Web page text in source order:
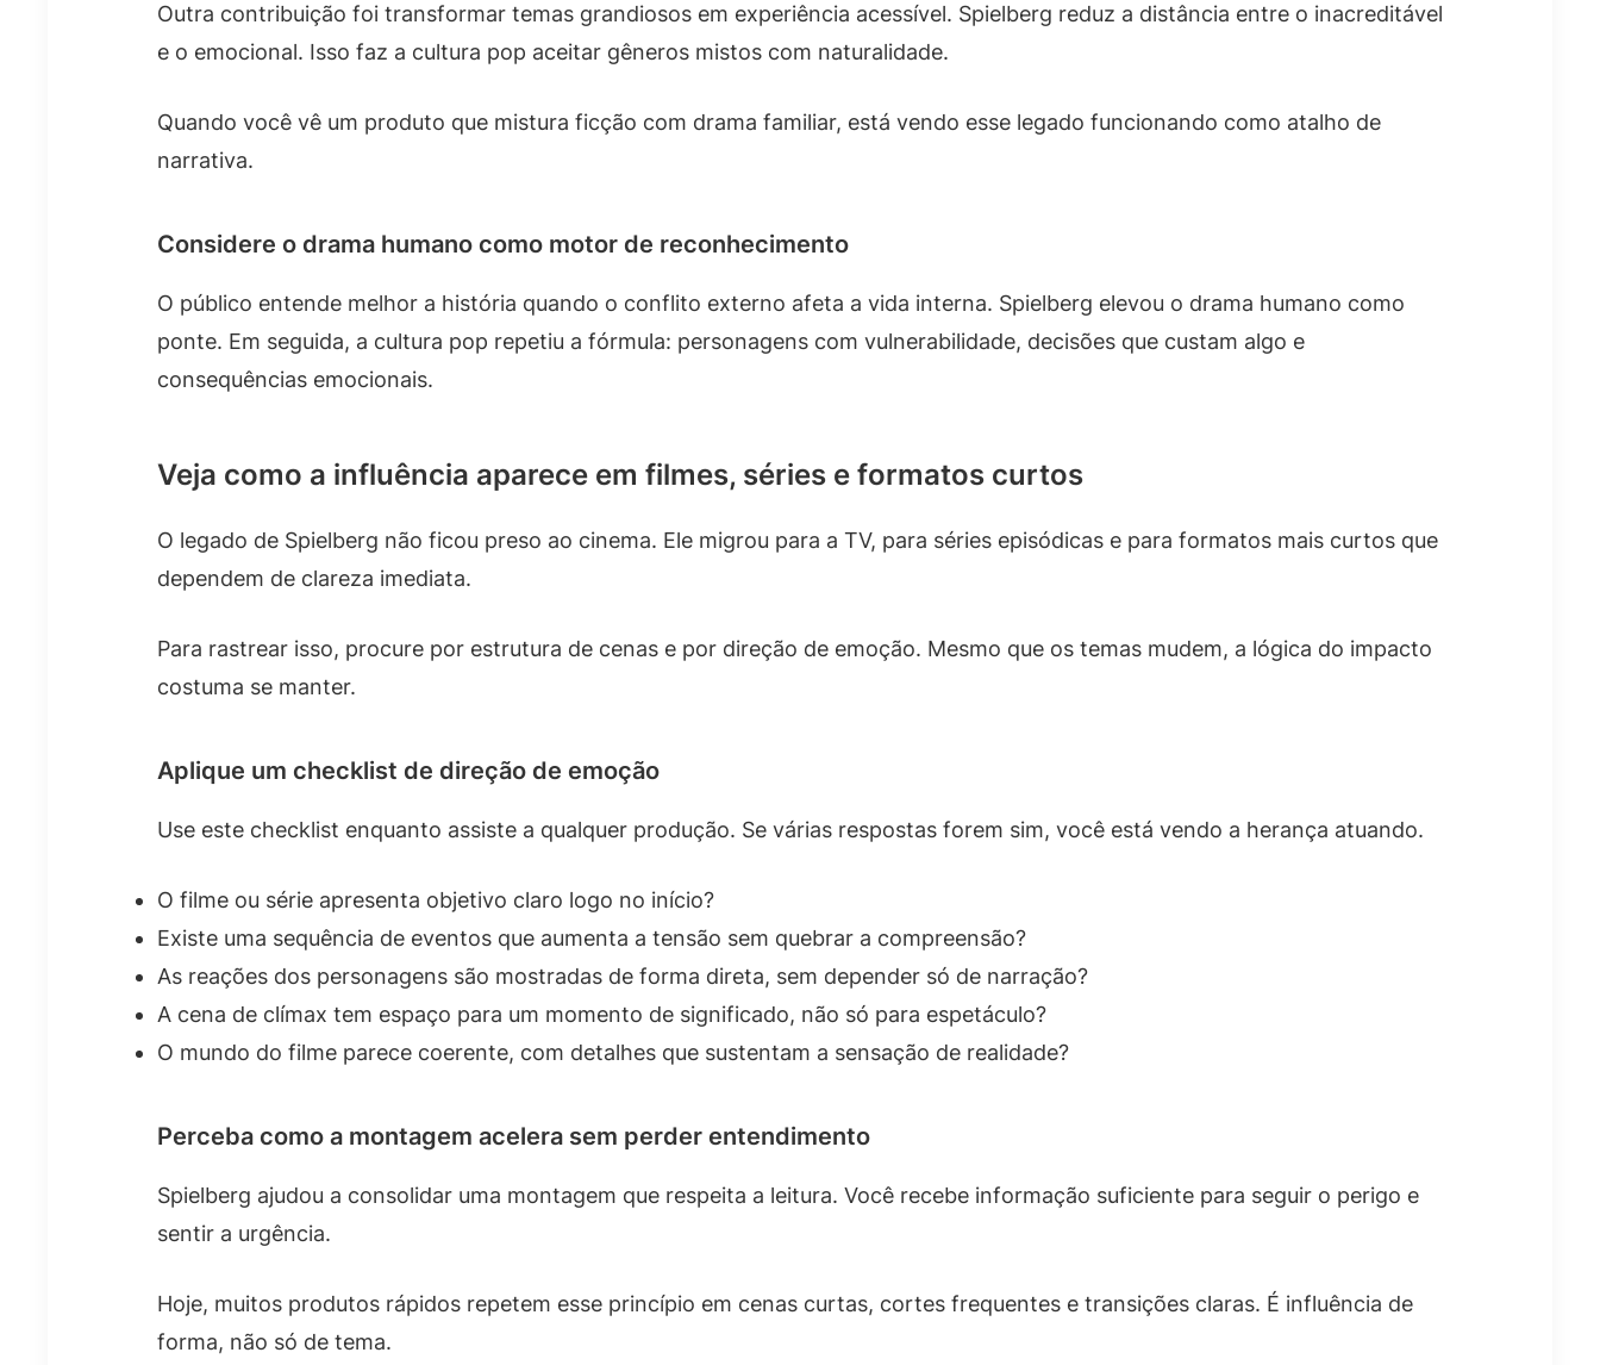
Outra contribuição foi transformar temas grandiosos em experiência acessível. Spielberg reduz a distância entre o inacreditável
e o emocional. Isso faz a cultura pop aceitar gêneros mistos com naturalidade.
Quando você vê um produto que mistura ficção com drama familiar, está vendo esse legado funcionando como atalho de
narrativa.
Considere o drama humano como motor de reconhecimento
O público entende melhor a história quando o conflito externo afeta a vida interna. Spielberg elevou o drama humano como
ponte. Em seguida, a cultura pop repetiu a fórmula: personagens com vulnerabilidade, decisões que custam algo e
consequências emocionais.
Veja como a influência aparece em filmes, séries e formatos curtos
O legado de Spielberg não ficou preso ao cinema. Ele migrou para a TV, para séries episódicas e para formatos mais curtos que
dependem de clareza imediata.
Para rastrear isso, procure por estrutura de cenas e por direção de emoção. Mesmo que os temas mudem, a lógica do impacto
costuma se manter.
Aplique um checklist de direção de emoção
Use este checklist enquanto assiste a qualquer produção. Se várias respostas forem sim, você está vendo a herança atuando.
O filme ou série apresenta objetivo claro logo no início?
Existe uma sequência de eventos que aumenta a tensão sem quebrar a compreensão?
As reações dos personagens são mostradas de forma direta, sem depender só de narração?
A cena de clímax tem espaço para um momento de significado, não só para espetáculo?
O mundo do filme parece coerente, com detalhes que sustentam a sensação de realidade?
Perceba como a montagem acelera sem perder entendimento
Spielberg ajudou a consolidar uma montagem que respeita a leitura. Você recebe informação suficiente para seguir o perigo e
sentir a urgência.
Hoje, muitos produtos rápidos repetem esse princípio em cenas curtas, cortes frequentes e transições claras. É influência de
forma, não só de tema.